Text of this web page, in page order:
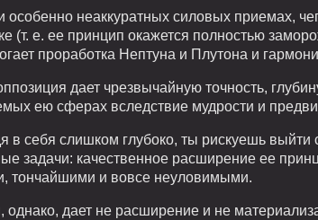
особенно неаккуратных силовых приемах,
(т. е. ее принцип окажется полностью
проработка Нептуна и Плутона и
дает чрезвычайную точность,
ею сферах вследствие мудрости и
в себя слишком глубоко, ты рискуешь
задачи: качественное расширение ее
тончайшими и вовсе неуловимыми.
однако, дает не расширение и не